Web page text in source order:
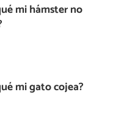
mi hámster no
mi gato cojea?